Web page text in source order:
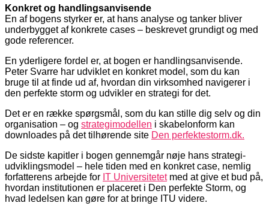
Konkret og handlingsanvisende
En af bogens styrker er, at hans analyse og tanker bliver
underbygget af konkrete cases – beskrevet grundigt og med
gode referencer.
En yderligere fordel er, at bogen er handlingsanvisende.
Peter Svarre har udviklet en konkret model, som du kan
bruge til at finde ud af, hvordan din virksomhed navigerer i
den perfekte storm og udvikler en strategi for det.
Det er en række spørgsmål, som du kan stille dig selv og din
organisation – og strategimodellen i skabelonform kan
downloades på det tilhørende site Den perfektestorm.dk.
De sidste kapitler i bogen gennemgår nøje hans strategi-
udviklingsmodel – hele tiden med en konkret case, nemlig
forfatterens arbejde for IT Universitetetmed at give et bud på,
hvordan institutionen er placeret i Den perfekte Storm, og
hvad ledelsen kan gøre for at bringe ITU videre.